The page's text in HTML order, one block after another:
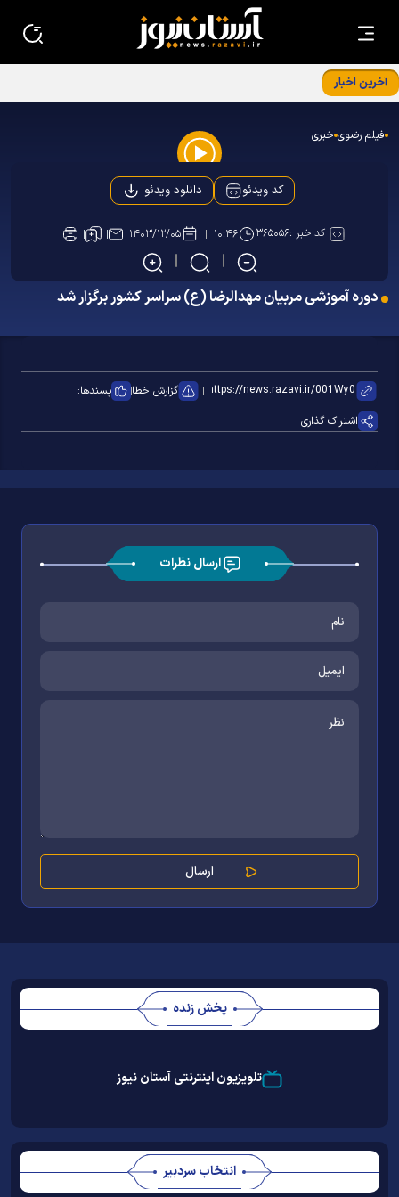
آخرین اخبار
استان‌ها در بنیادپژوهش های استان قدس رضوی
فیلم رضوی خبری
Play
Video
کد ویدئو دانلود ویدئو
کد خبر :۳۶۵۰۵۶ ۱۰:۴۶ ۱۴۰۳/۱۲/۰۵
دوره آموزشی مربیان مهدالرضا (ع) سراسر کشور برگزار شد
گزارش خطا
پسندها:
اشتراک گذاری
ارسال نظرات
پخش زنده
تلویزیون اینترنتی آستان نیوز
انتخاب سردبیر